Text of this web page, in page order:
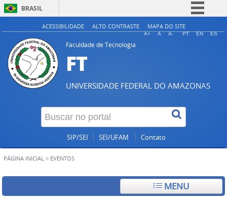
BRASIL
Simplifique!
Legislação
Canais
ACESSIBILIDADE ALTO CONTRASTE MAPA DO SITE
A+ A A- PT EN ES
Faculdade de Tecnologia
FT
UNIVERSIDADE FEDERAL DO AMAZONAS
SIP/SEI SEI/UFAM Contato
PÁGINA INICIAL > EVENTOS
MENU